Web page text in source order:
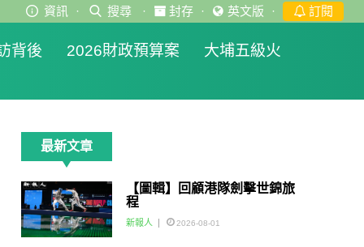
資訊 · 搜尋 · 封存 · 英文版 · 訂閱
背後 2026財政預算案
大埔五級火
最新文章
【圖輯】回顧港隊劍擊世錦旅
程
新報人 2026-08-01